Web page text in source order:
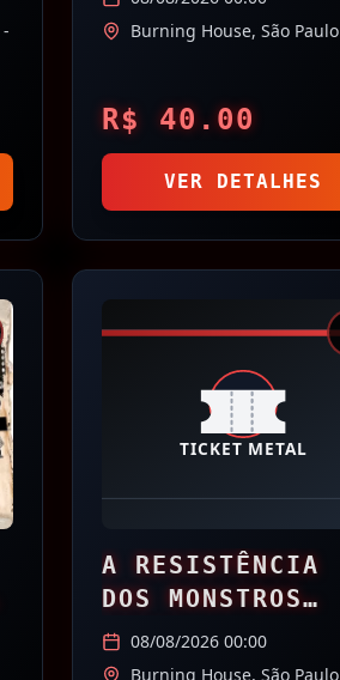
-
Burning House, São Paulo
R$ 40.00
VER DETALHES
A RESISTÊNCIA
DOS MONSTROS
VIVOS
08/08/2026 00:00
Burning House, São Paulo